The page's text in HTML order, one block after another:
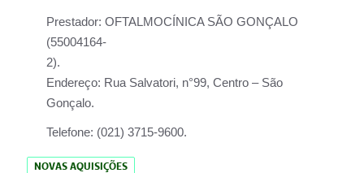
Prestador: OFTALMOCÍNICA SÃO GONÇALO
(55004164-
2).
Endereço: Rua Salvatori, n°99, Centro – São
Gonçalo.
Telefone: (021) 3715-9600.
NOVAS AQUISIÇÕES